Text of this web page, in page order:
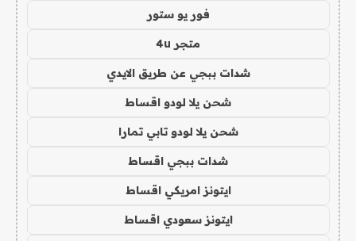
فور يو ستور
متجر 4u
شدات ببجي عن طريق الايدي
شحن يلا لودو اقساط
شحن يلا لودو تابي تمارا
شدات ببجي اقساط
ايتونز امريكي اقساط
ايتونز سعودي اقساط